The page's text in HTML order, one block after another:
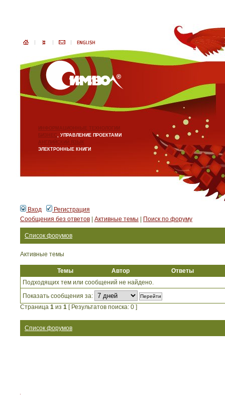
ИНФОРМАЦИОННЫЕ ТЕХНОЛОГИИ
БИЗНЕС, УПРАВЛЕНИЕ ПРОЕКТАМИ
АНГЛИЙСКИЙ ЯЗЫК
ЭЛЕКТРОННЫЕ КНИГИ
Вход
Регистрация
Сообщения без ответов
Активные темы Поиск по форуму
Список форумов
Активные темы
Темы Автор
Ответы
Подходящих тем или сообщений не найдено.
Показать сообщения за:
Страница 1 из 1 [ Результатов поиска: 0 ]
Список форумов